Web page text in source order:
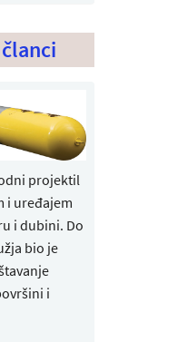
projektil
i uređajem
i dubini. Do
bio je
i